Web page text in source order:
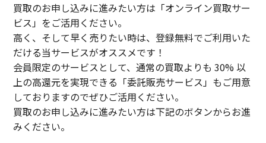
買取のお申し込みに進みたい方は「オンライン買取サー
ビス」をご活用ください。
高く、そして早く売りたい時は、登録無料でご利用いた
だける当サービスがオススメです！
会員限定のサービスとして、通常の買取よりも 30% 以
上の高還元を実現できる「委託販売サービス」もご用意
しておりますのでぜひご活用ください。
買取のお申し込みに進みたい方は下記のボタンからお進
みください。